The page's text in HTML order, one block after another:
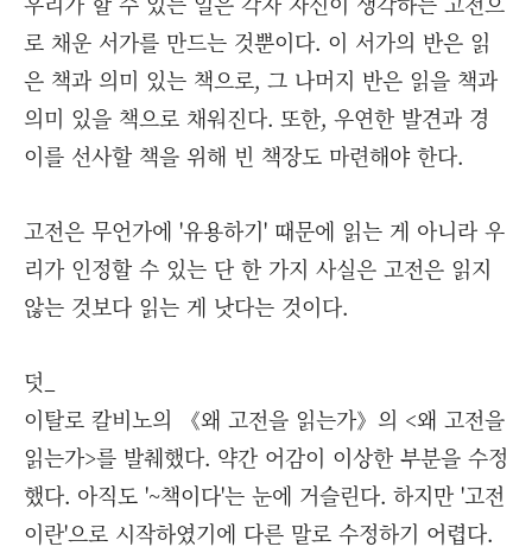
로 채운 서가를 만드는 것뿐이다. 이 서가의 반은 읽
은 책과 의미 있는 책으로, 그 나머지 반은 읽을 책과
의미 있을 책으로 채워진다. 또한, 우연한 발견과 경
이를 선사할 책을 위해 빈 책장도 마련해야 한다.
고전은 무언가에 '유용하기' 때문에 읽는 게 아니라 우
리가 인정할 수 있는 단 한 가지 사실은 고전은 읽지
않는 것보다 읽는 게 낫다는 것이다.
덧_
이탈로 칼비노의 《왜 고전을 읽는가》의 <왜 고전을
읽는가>를 발췌했다. 약간 어감이 이상한 부분을 수정
했다. 아직도 '~책이다'는 눈에 거슬린다. 하지만 '고전
이란'으로 시작하였기에 다른 말로 수정하기 어렵다.